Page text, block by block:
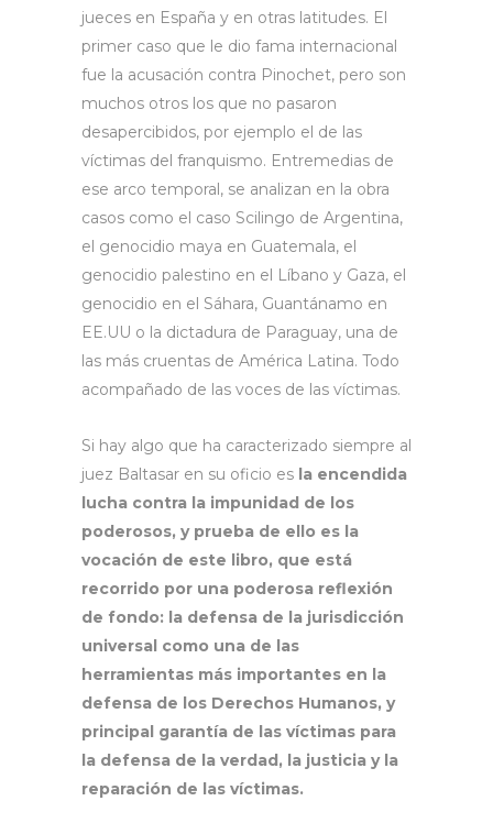
jueces en España y en otras latitudes. El
primer caso que le dio fama internacional
fue la acusación contra Pinochet, pero son
muchos otros los que no pasaron
desapercibidos, por ejemplo el de las
víctimas del franquismo. Entremedias de
ese arco temporal, se analizan en la obra
casos como el caso Scilingo de Argentina,
el genocidio maya en Guatemala, el
genocidio palestino en el Líbano y Gaza, el
genocidio en el Sáhara, Guantánamo en
EE.UU o la dictadura de Paraguay, una de
las más cruentas de América Latina. Todo
acompañado de las voces de las víctimas.
Si hay algo que ha caracterizado siempre al
juez Baltasar en su oficio es la encendida
lucha contra la impunidad de los
poderosos, y prueba de ello es la
vocación de este libro, que está
recorrido por una poderosa reflexión
de fondo: la defensa de la jurisdicción
universal como una de las
herramientas más importantes en la
defensa de los Derechos Humanos, y
principal garantía de las víctimas para
la defensa de la verdad, la justicia y la
reparación de las víctimas.